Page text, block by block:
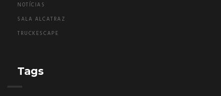
NOTÍCIAS
SALA ALCATRAZ
TRUCKESCAPE
Tags